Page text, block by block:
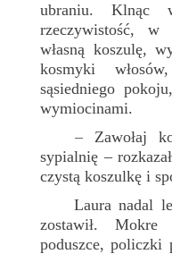
ubraniu. Klnąc
rzeczywistość, w
własną koszulę,
kosmyki
sąsiedniego
wymiocinami.
– Zawołaj
sypialnię –
czystą koszulkę i
Laura nadal
zostawił.
poduszce, policzki